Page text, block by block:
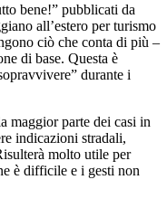
bene!” pubblicati da
all’estero per turismo
ciò che conta di più –
di base. Questa è
durante i
maggior parte dei casi in
indicazioni stradali,
molto utile per
è difficile e i gesti non